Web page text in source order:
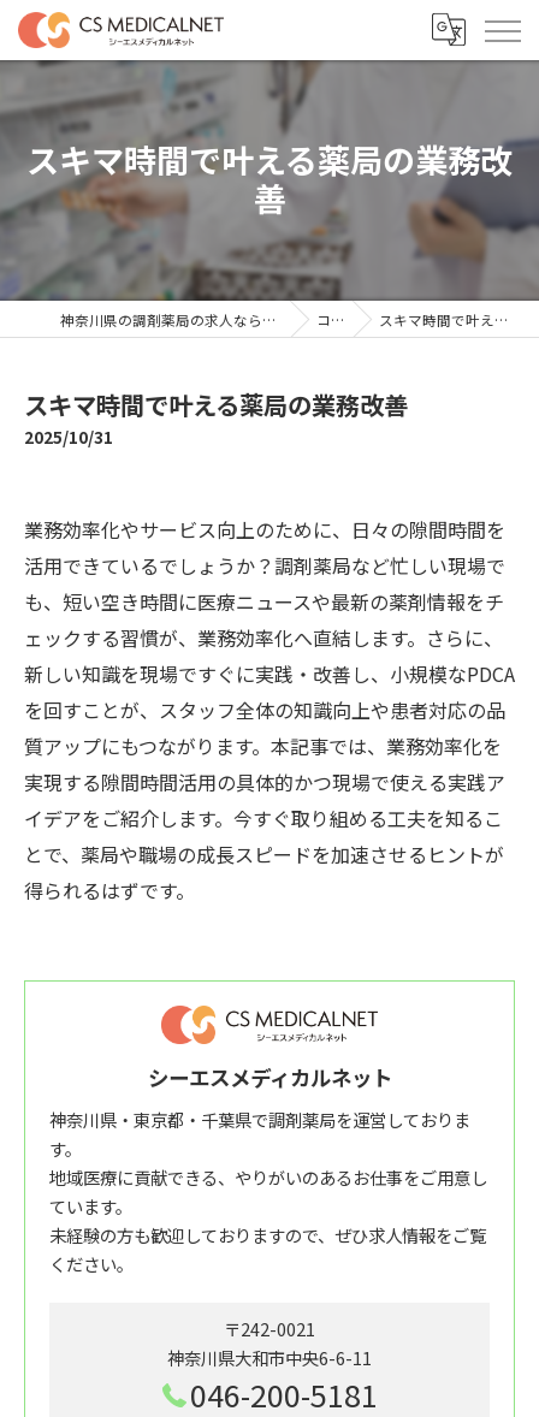
スキマ時間で叶える薬局の業務改
善
神奈川県の調剤薬局の求人ならシーエスメディカルネット コラム スキマ時間で叶える薬局の業務改善
スキマ時間で叶える薬局の業務改善
2025/10/31
業務効率化やサービス向上のために、日々の隙間時間を
活用できているでしょうか？調剤薬局など忙しい現場で
も、短い空き時間に医療ニュースや最新の薬剤情報をチ
ェックする習慣が、業務効率化へ直結します。さらに、
新しい知識を現場ですぐに実践・改善し、小規模なPDCA
を回すことが、スタッフ全体の知識向上や患者対応の品
質アップにもつながります。本記事では、業務効率化を
実現する隙間時間活用の具体的かつ現場で使える実践ア
イデアをご紹介します。今すぐ取り組める工夫を知るこ
とで、薬局や職場の成長スピードを加速させるヒントが
得られるはずです。
シーエスメディカルネット
神奈川県・東京都・千葉県で調剤薬局を運営しておりま
す。
地域医療に貢献できる、やりがいのあるお仕事をご用意し
ています。
未経験の方も歓迎しておりますので、ぜひ求人情報をご覧
ください。
〒242-0021
神奈川県大和市中央6-6-11
046-200-5181